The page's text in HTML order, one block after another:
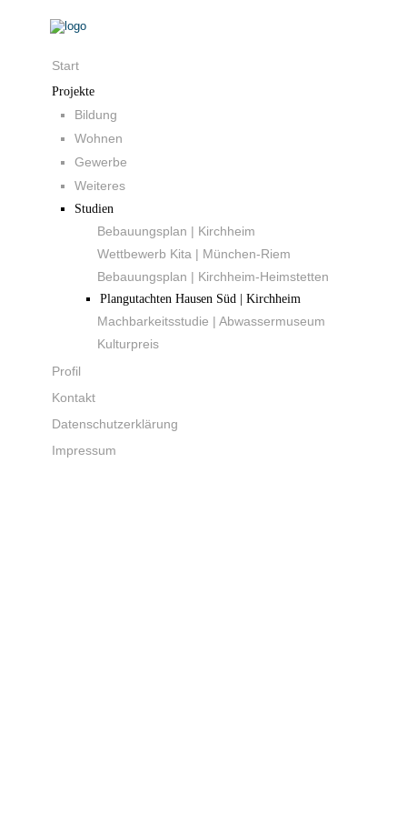
Start
Projekte
Bildung
Wohnen
Gewerbe
Weiteres
Studien
Bebauungsplan | Kirchheim
Wettbewerb Kita | München‐Riem
Bebauungsplan | Kirchheim‐Heimstetten
Plangutachten Hausen Süd | Kirchheim
Machbarkeitsstudie | Abwassermuseum
Kulturpreis
Profil
Kontakt
Datenschutzerklärung
Impressum